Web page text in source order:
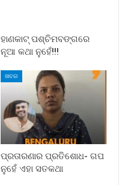
ହାଣକାଟ୍‌ ପଶ୍ଚିମବଙ୍ଗରେ
ନୂଆ କଥା ନୁହେଁ!!!
ଖବର
ପ୍ରତାରଣାର ପ୍ରତିଶୋଧ- ଗପ
ନୁହେଁ ଏହା ସତକଥା